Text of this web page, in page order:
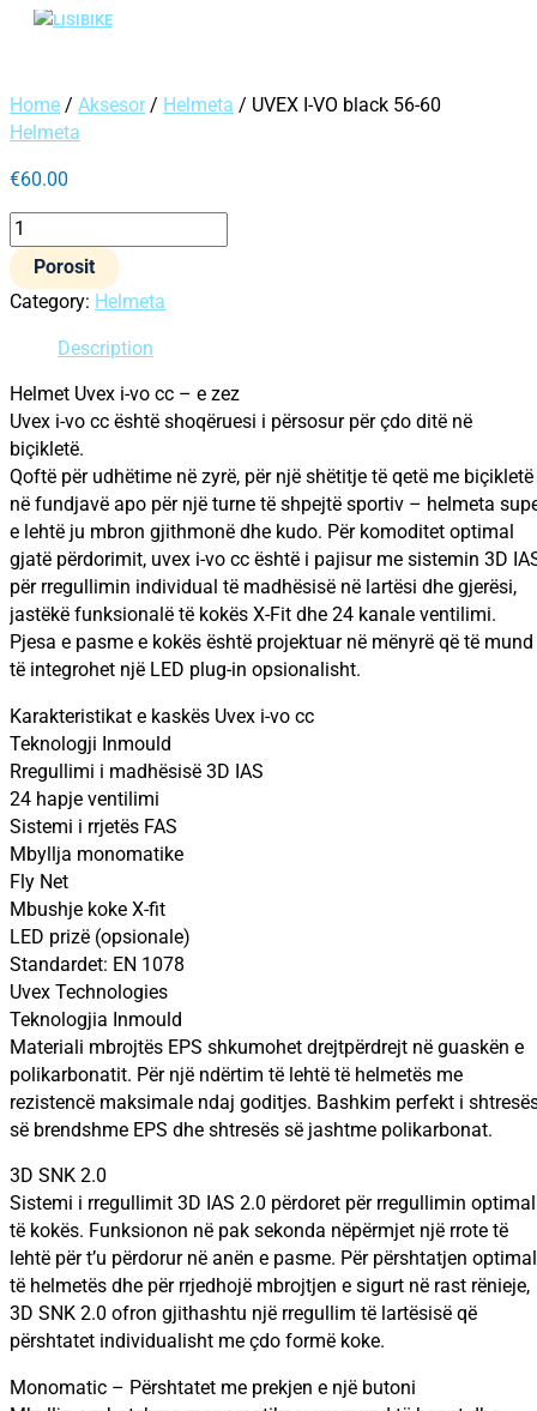
Skip
Menu
Home / Aksesor / Helmeta / UVEX I-VO black 56-60
Helmeta
€60.00
UVEX
black
56-
quantity
Porosit
Category: Helmeta
Description
Helmet Uvex i-vo cc – e zez
Uvex i-vo cc është shoqëruesi i përsosur për çdo ditë në
biçikletë.
Qoftë për udhëtime në zyrë, për një shëtitje të qetë me biçikletë
në fundjavë apo për një turne të shpejtë sportiv – helmeta
e lehtë ju mbron gjithmonë dhe kudo. Për komoditet optimal
gjatë përdorimit, uvex i-vo cc është i pajisur me sistemin 3D
për rregullimin individual të madhësisë në lartësi dhe gjerësi,
jastëkë funksionalë të kokës X-Fit dhe 24 kanale ventilimi.
Pjesa e pasme e kokës është projektuar në mënyrë që të mund
të integrohet një LED plug-in opsionalisht.
Karakteristikat e kaskës Uvex i-vo cc
Teknologji Inmould
Rregullimi i madhësisë 3D IAS
24 hapje ventilimi
Sistemi i rrjetës FAS
Mbyllja monomatike
Fly Net
Mbushje koke X-fit
LED prizë (opsionale)
Standardet: EN 1078
Uvex Technologies
Teknologjia Inmould
Materiali mbrojtës EPS shkumohet drejtpërdrejt në guaskën e
polikarbonatit. Për një ndërtim të lehtë të helmetës me
rezistencë maksimale ndaj goditjes. Bashkim perfekt i
së brendshme EPS dhe shtresës së jashtme polikarbonat.
3D SNK 2.0
Sistemi i rregullimit 3D IAS 2.0 përdoret për rregullimin optimal
të kokës. Funksionon në pak sekonda nëpërmjet një rrote të
lehtë për t’u përdorur në anën e pasme. Për përshtatjen
të helmetës dhe për rrjedhojë mbrojtjen e sigurt në rast rënieje,
3D SNK 2.0 ofron gjithashtu një rregullim të lartësisë që
përshtatet individualisht me çdo formë koke.
Monomatic – Përshtatet me prekjen e një butoni